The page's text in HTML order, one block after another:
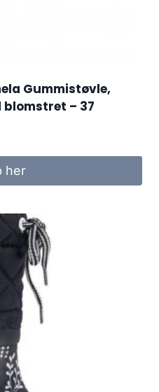
Gummistøvle,
blomstret – 37
her